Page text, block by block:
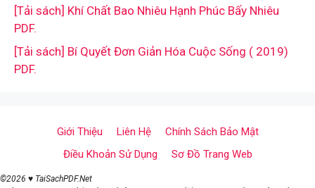
[Tải sách] Khí Chất Bao Nhiêu Hạnh Phúc Bấy Nhiêu
PDF.
[Tải sách] Bí Quyết Đơn Giản Hóa Cuộc Sống ( 2019)
PDF.
Giới Thiệu Liên Hệ
Chính Sách Bảo Mật
Điều Khoản Sử Dụng
Sơ Đồ Trang Web
©2026 ♥ TaiSachPDF.Net